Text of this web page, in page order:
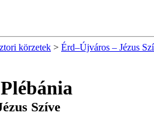
körzetek > Érd–Újváros – Jézus
Szíve